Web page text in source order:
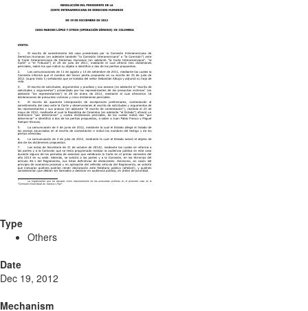
Type
Others
Date
Dec 19, 2012
Mechanism